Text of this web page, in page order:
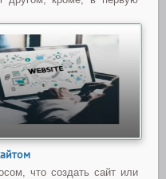
что создать сайт или